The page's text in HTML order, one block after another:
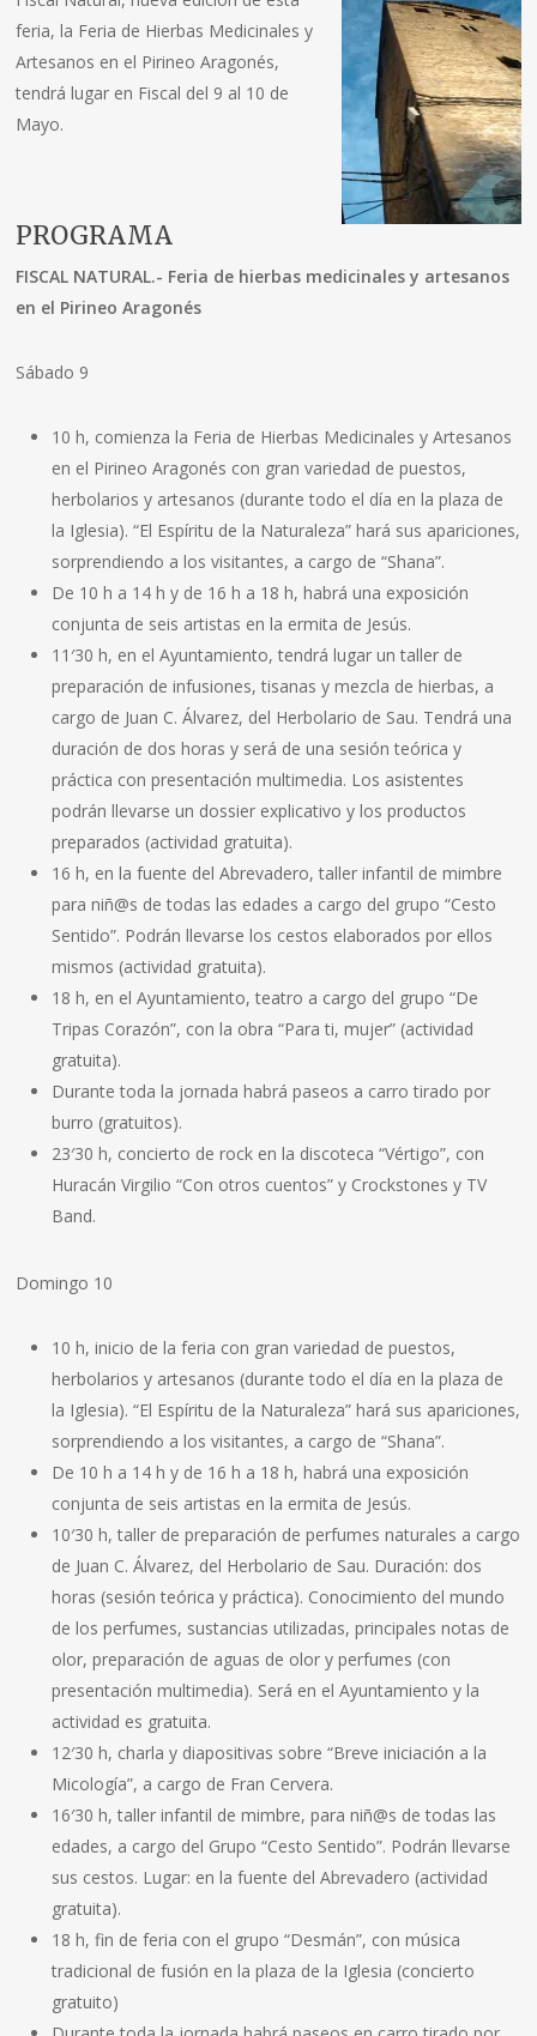
feria, la Feria de Hierbas Medicinales y
Artesanos en el Pirineo Aragonés,
tendrá lugar en Fiscal del 9 al 10 de
Mayo.
PROGRAMA
FISCAL NATURAL.- Feria de hierbas medicinales y artesanos
en el Pirineo Aragonés
Sábado 9
10 h, comienza la Feria de Hierbas Medicinales y Artesanos
en el Pirineo Aragonés con gran variedad de puestos,
herbolarios y artesanos (durante todo el día en la plaza de
la Iglesia). “El Espíritu de la Naturaleza” hará sus apariciones,
sorprendiendo a los visitantes, a cargo de “Shana”.
De 10 h a 14 h y de 16 h a 18 h, habrá una exposición
conjunta de seis artistas en la ermita de Jesús.
11′30 h, en el Ayuntamiento, tendrá lugar un taller de
preparación de infusiones, tisanas y mezcla de hierbas, a
cargo de Juan C. Álvarez, del Herbolario de Sau. Tendrá una
duración de dos horas y será de una sesión teórica y
práctica con presentación multimedia. Los asistentes
podrán llevarse un dossier explicativo y los productos
preparados (actividad gratuita).
16 h, en la fuente del Abrevadero, taller infantil de mimbre
para niñ@s de todas las edades a cargo del grupo “Cesto
Sentido”. Podrán llevarse los cestos elaborados por ellos
mismos (actividad gratuita).
18 h, en el Ayuntamiento, teatro a cargo del grupo “De
Tripas Corazón”, con la obra “Para ti, mujer” (actividad
gratuita).
Durante toda la jornada habrá paseos a carro tirado por
burro (gratuitos).
23′30 h, concierto de rock en la discoteca “Vértigo”, con
Huracán Virgilio “Con otros cuentos” y Crockstones y TV
Band.
Domingo 10
10 h, inicio de la feria con gran variedad de puestos,
herbolarios y artesanos (durante todo el día en la plaza de
la Iglesia). “El Espíritu de la Naturaleza” hará sus apariciones,
sorprendiendo a los visitantes, a cargo de “Shana”.
De 10 h a 14 h y de 16 h a 18 h, habrá una exposición
conjunta de seis artistas en la ermita de Jesús.
10′30 h, taller de preparación de perfumes naturales a cargo
de Juan C. Álvarez, del Herbolario de Sau. Duración: dos
horas (sesión teórica y práctica). Conocimiento del mundo
de los perfumes, sustancias utilizadas, principales notas de
olor, preparación de aguas de olor y perfumes (con
presentación multimedia). Será en el Ayuntamiento y la
actividad es gratuita.
12′30 h, charla y diapositivas sobre “Breve iniciación a la
Micología”, a cargo de Fran Cervera.
16′30 h, taller infantil de mimbre, para niñ@s de todas las
edades, a cargo del Grupo “Cesto Sentido”. Podrán llevarse
sus cestos. Lugar: en la fuente del Abrevadero (actividad
gratuita).
18 h, fin de feria con el grupo “Desmán”, con música
tradicional de fusión en la plaza de la Iglesia (concierto
gratuito)